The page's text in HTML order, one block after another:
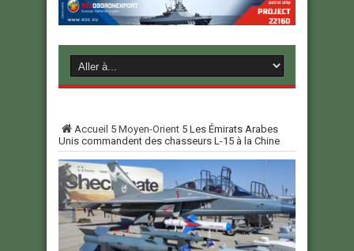
Accueil 5 Moyen-Orient 5 Les Émirats Arabes
Unis commandent des chasseurs L-15 à la Chine